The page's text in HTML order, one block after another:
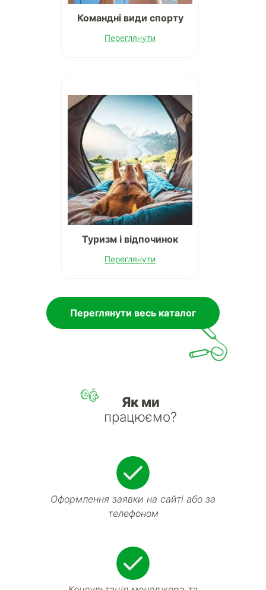
Командні види спорту
Переглянути
Туризм і відпочинок
Переглянути
Переглянути весь каталог
Як ми
працюємо?
Оформлення заявки на сайті або за
телефоном